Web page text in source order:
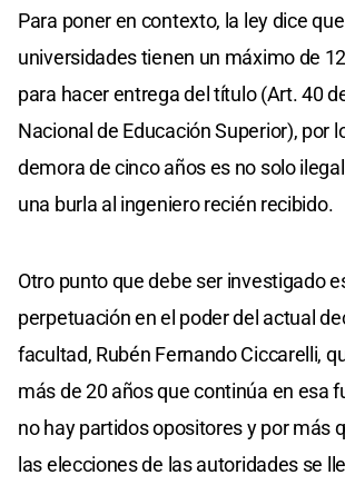
Para poner en contexto, la ley dice
universidades tienen un máximo de
para hacer entrega del título (Art. 40
Nacional de Educación Superior), por
demora de cinco años es no solo
una burla al ingeniero recién recibido.
Otro punto que debe ser investigado
perpetuación en el poder del actual
facultad, Rubén Fernando Ciccarelli,
más de 20 años que continúa en esa
no hay partidos opositores y por más
las elecciones de las autoridades se